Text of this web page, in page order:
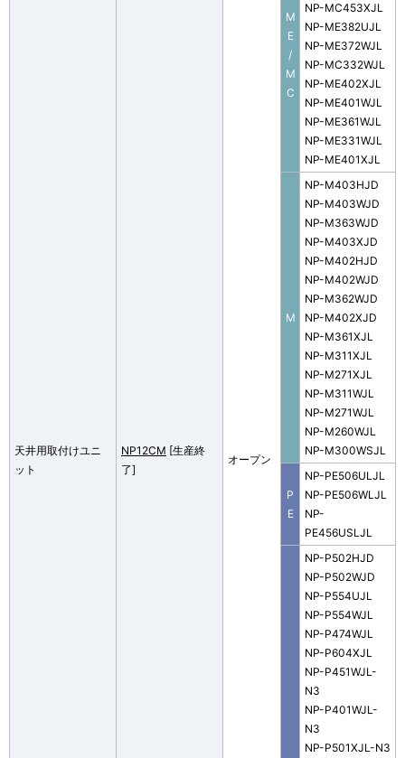
天井用取付けユニ
ット
NP12CM [生産終
了]
オープン
M
E
/
M
C
NP-MC453XJL
NP-ME382UJL
NP-ME372WJL
NP-MC332WJL
NP-ME402XJL
NP-ME401WJL
NP-ME361WJL
NP-ME331WJL
NP-ME401XJL
M
NP-M403HJD
NP-M403WJD
NP-M363WJD
NP-M403XJD
NP-M402HJD
NP-M402WJD
NP-M362WJD
NP-M402XJD
NP-M361XJL
NP-M311XJL
NP-M271XJL
NP-M311WJL
NP-M271WJL
NP-M260WJL
NP-M300WSJL
P
E
NP-PE506ULJL
NP-PE506WLJL
NP-
PE456USLJL
NP-P502HJD
NP-P502WJD
NP-P554UJL
NP-P554WJL
NP-P474WJL
NP-P604XJL
NP-P451WJL-
N3
NP-P401WJL-
N3
NP-P501XJL-N3